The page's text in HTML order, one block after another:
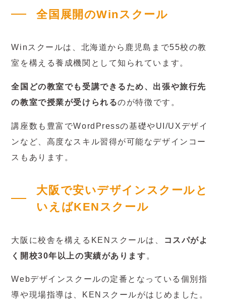
全国展開のWinスクール
Winスクールは、北海道から鹿児島まで55校の教
室を構える養成機関として知られています。
全国どの教室でも受講できるため、出張や旅行先
の教室で授業が受けられるのが特徴です。
講座数も豊富でWordPressの基礎やUI/UXデザイ
ンなど、高度なスキル習得が可能なデザインコー
スもあります。
大阪で安いデザインスクールと
いえばKENスクール
大阪に校舎を構えるKENスクールは、
コスパがよ
く開校30年以上の実績があります 。
Webデザインスクールの定番となっている個別指
導や現場指導は、KENスクールがはじめました。